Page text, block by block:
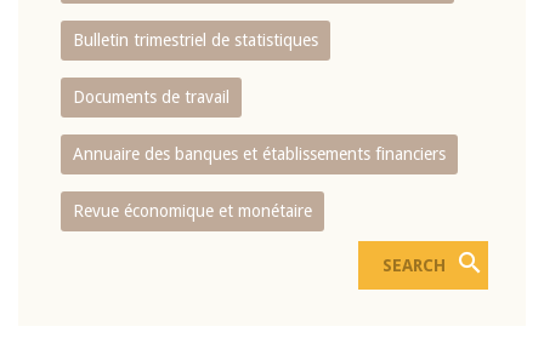
Bulletin trimestriel de statistiques
Documents de travail
Annuaire des banques et établissements financiers
Revue économique et monétaire